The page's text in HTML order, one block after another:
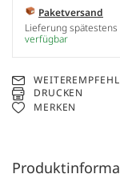
Paketversand
Lieferung
verfügbar
DRUCKEN
MERKEN